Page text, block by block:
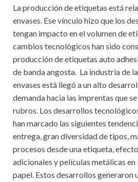
e
b
o
o
k
itt
er
ai
l
at
s
A
p
p
ke
dI
n
La producción de etiquetas está
envases. Ese vínculo hizo que los
tengan impacto en el volumen de
cambios tecnológicos han sido
producción de etiquetas auto
de banda angosta. La industria de
envases está llegó a un alto
demanda hacia las imprentas que
rubros. Los desarrollos
han marcado las siguientes
entrega, gran diversidad de tipos,
procesos desde una etiqueta,
adicionales y películas metálicas
papel. Estos desarrollos generaron